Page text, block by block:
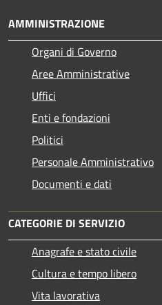
AMMINISTRAZIONE
Organi di Governo
Aree Amministrative
Uffici
Enti e fondazioni
Politici
Personale Amministrativo
Documenti e dati
CATEGORIE DI SERVIZIO
Anagrafe e stato civile
Cultura e tempo libero
Vita lavorativa